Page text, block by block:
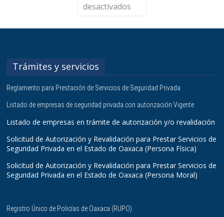
desactivados
Trámites y servicios
Reglamento para Prestación de Servicios de Seguridad Privada
Listado de empresas de seguridad privada con autorización Vigente
Listado de empresas en trámite de autorización y/o revalidación
Solicitud de Autorización y Revalidación para Prestar Servicios de
Seguridad Privada en el Estado de Oaxaca (Persona Física)
Solicitud de Autorización y Revalidación para Prestar Servicios de
Seguridad Privada en el Estado de Oaxaca (Persona Moral)
Registro Único de Policías de Oaxaca (RUPO)